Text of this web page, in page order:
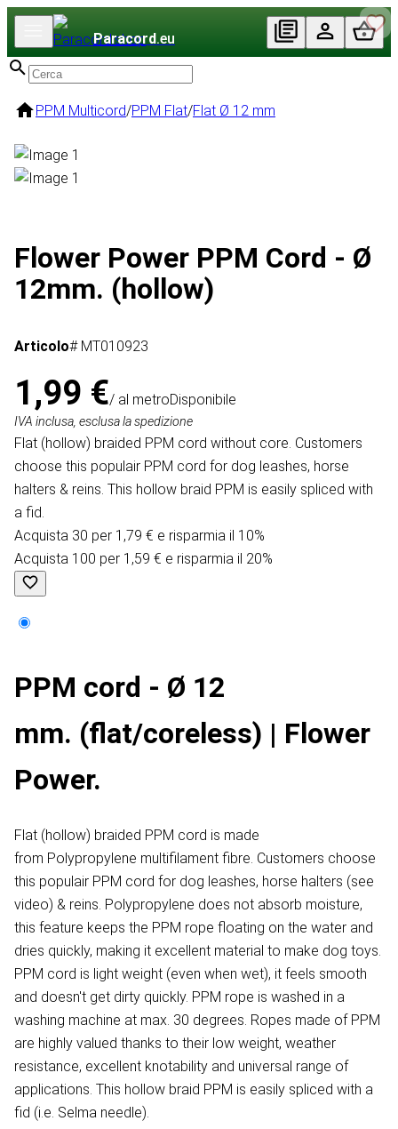
Paracord.eu
PPM Multicord/PPM Flat/Flat Ø 12 mm
Flower Power PPM Cord - Ø
12mm. (hollow)
Articolo# MT010923
1,99 €/ al metroDisponibile
IVA inclusa, esclusa la spedizione
Flat (hollow) braided PPM cord without core. Customers
choose this populair PPM cord for dog leashes, horse
halters & reins. This hollow braid PPM is easily spliced with
a fid.
Acquista 30 per 1,79 € e risparmia il 10%
Acquista 100 per 1,59 € e risparmia il 20%
PPM cord - Ø 12
mm. (flat/coreless) | Flower
Power.
Flat (hollow) braided PPM cord is made
from Polypropylene multifilament fibre. Customers choose
this populair PPM cord for dog leashes, horse halters (see
video) & reins. Polypropylene does not absorb moisture,
this feature keeps the PPM rope floating on the water and
dries quickly, making it excellent material to make dog toys.
PPM cord is light weight (even when wet), it feels smooth
and doesn't get dirty quickly. PPM rope is washed in a
washing machine at max. 30 degrees. Ropes made of PPM
are highly valued thanks to their low weight, weather
resistance, excellent knotability and universal range of
applications. This hollow braid PPM is easily spliced with a
fid (i.e. Selma needle).